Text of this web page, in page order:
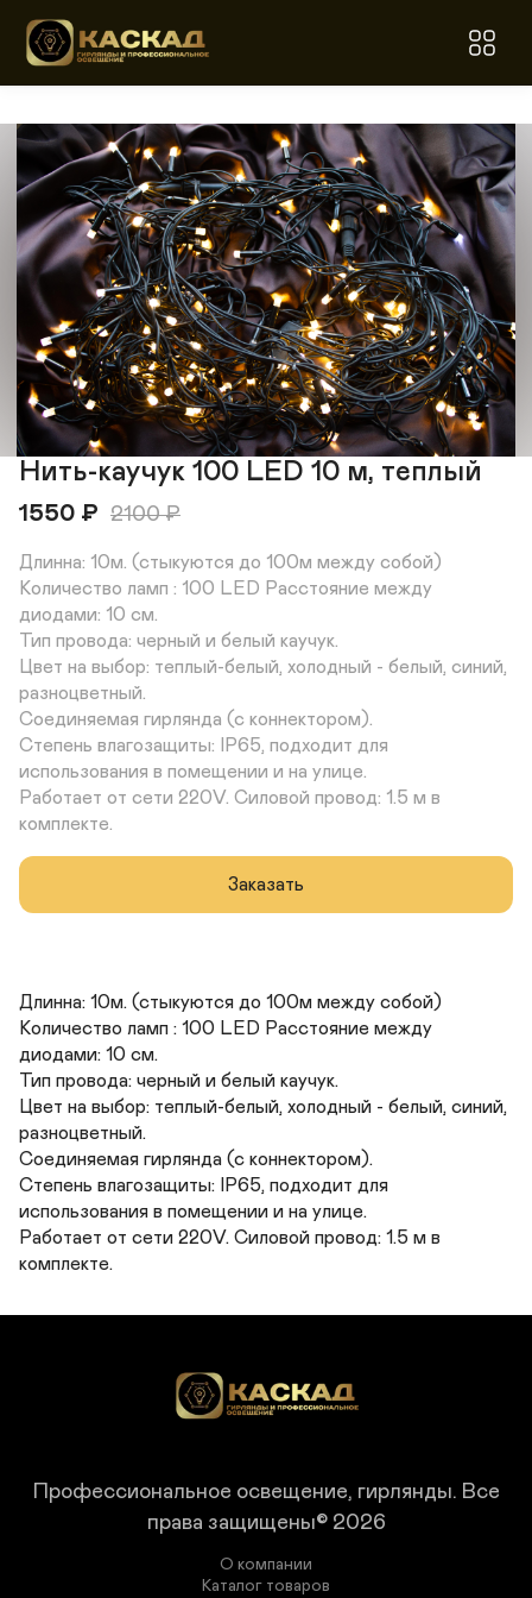
Нить-каучук 100 LED 10 м, теплый
1550 ₽ 2100₽
Длинна: 10м. (стыкуются до 100м между собой)
Количество ламп : 100 LED Расстояние между
диодами: 10 см.
Тип провода: черный и белый каучук.
Цвет на выбор: теплый-белый, холодный - белый, синий,
разноцветный.
Соединяемая гирлянда (с коннектором).
Степень влагозащиты: IP65, подходит для
использования в помещении и на улице.
Работает от сети 220V. Силовой провод: 1.5 м в
комплекте.
Заказать
Длинна: 10м. (стыкуются до 100м между собой)
Количество ламп : 100 LED Расстояние между
диодами: 10 см.
Тип провода: черный и белый каучук.
Цвет на выбор: теплый-белый, холодный - белый, синий,
разноцветный.
Соединяемая гирлянда (с коннектором).
Степень влагозащиты: IP65, подходит для
использования в помещении и на улице.
Работает от сети 220V. Силовой провод: 1.5 м в
комплекте.
Профессиональное освещение, гирлянды. Все
права защищены© 2026
О компании
Каталог товаров